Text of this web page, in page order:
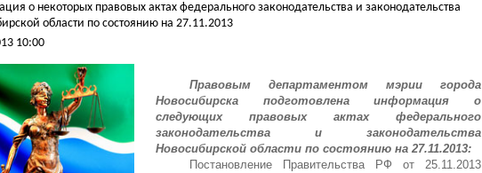
о некоторых правовых актах федерального законодательства и законодательства
области по состоянию на 27.11.2013
10:00
Правовым департаментом мэрии города
Новосибирска подготовлена информация о
следующих правовых актах федерального
законодательства и законодательства
Новосибирской области по состоянию на 27.11.2013:
Постановление Правительства РФ от 25.11.2013